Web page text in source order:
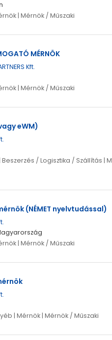
| Mérnök / Műszaki
MÉRNÖK
Kft.
| Mérnök / Műszaki
eWM)
/ Logisztika / Szállítás |
(NÉMET nyelvtudással)
| Mérnök / Műszaki
| Mérnök | Mérnök / Műszaki